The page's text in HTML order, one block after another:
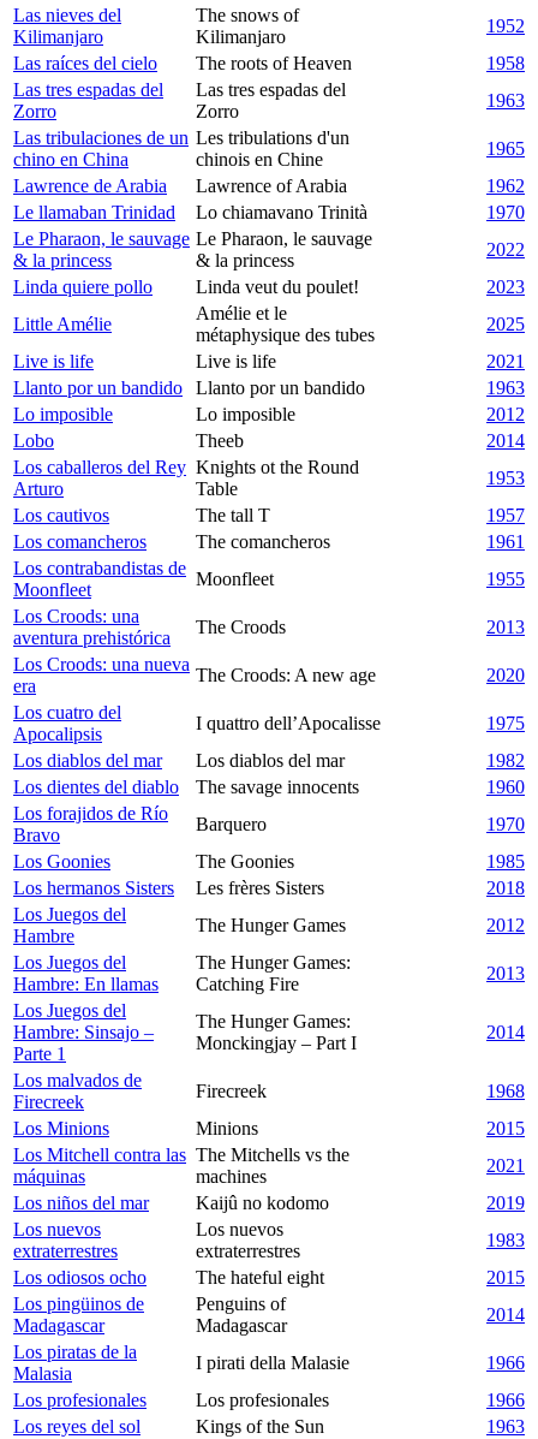
Las nieves del
Kilimanjaro
The snows of
Kilimanjaro
1952
Las raíces del cielo
The roots of Heaven
1958
Las tres espadas del
Zorro
Las tres espadas del
Zorro
1963
Las tribulaciones de un
chino en China
Les tribulations d'un
chinois en Chine
1965
Lawrence de Arabia
Lawrence of Arabia
1962
Le llamaban Trinidad
Lo chiamavano Trinità
1970
Le Pharaon, le sauvage
& la princess
Le Pharaon, le sauvage
& la princess
2022
Linda quiere pollo
Linda veut du poulet!
2023
Little Amélie
Amélie et le
métaphysique des tubes
2025
Live is life
Live is life
2021
Llanto por un bandido
Llanto por un bandido
1963
Lo imposible
Lo imposible
2012
Lobo
Theeb
2014
Los caballeros del Rey
Arturo
Knights ot the Round
Table
1953
Los cautivos
The tall T
1957
Los comancheros
The comancheros
1961
Los contrabandistas de
Moonfleet
Moonfleet
1955
Los Croods: una
aventura prehistórica
The Croods
2013
Los Croods: una nueva
era
The Croods: A new age
2020
Los cuatro del
Apocalipsis
I quattro dell’Apocalisse
1975
Los diablos del mar
Los diablos del mar
1982
Los dientes del diablo
The savage innocents
1960
Los forajidos de Río
Bravo
Barquero
1970
Los Goonies
The Goonies
1985
Los hermanos Sisters
Les frères Sisters
2018
Los Juegos del
Hambre
The Hunger Games
2012
Los Juegos del
Hambre: En llamas
The Hunger Games:
Catching Fire
2013
Los Juegos del
Hambre: Sinsajo –
Parte 1
The Hunger Games:
Monckingjay – Part I
2014
Los malvados de
Firecreek
Firecreek
1968
Los Minions
Minions
2015
Los Mitchell contra las
máquinas
The Mitchells vs the
machines
2021
Los niños del mar
Kaijû no kodomo
2019
Los nuevos
extraterrestres
Los nuevos
extraterrestres
1983
Los odiosos ocho
The hateful eight
2015
Los pingüinos de
Madagascar
Penguins of
Madagascar
2014
Los piratas de la
Malasia
I pirati della Malasie
1966
Los profesionales
Los profesionales
1966
Los reyes del sol
Kings of the Sun
1963